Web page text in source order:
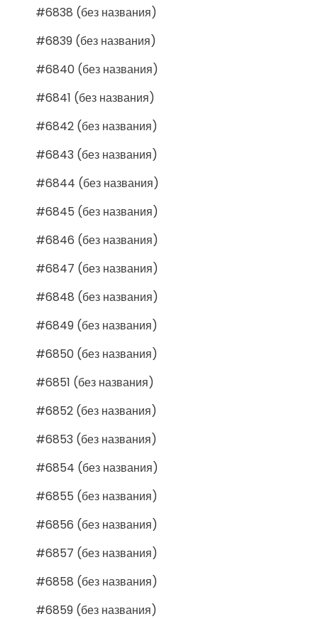
#6838 (без названия)
#6839 (без названия)
#6840 (без названия)
#6841 (без названия)
#6842 (без названия)
#6843 (без названия)
#6844 (без названия)
#6845 (без названия)
#6846 (без названия)
#6847 (без названия)
#6848 (без названия)
#6849 (без названия)
#6850 (без названия)
#6851 (без названия)
#6852 (без названия)
#6853 (без названия)
#6854 (без названия)
#6855 (без названия)
#6856 (без названия)
#6857 (без названия)
#6858 (без названия)
#6859 (без названия)